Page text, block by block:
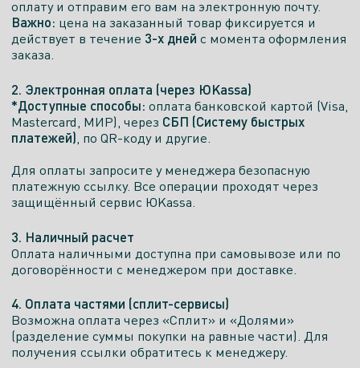
Салон
STUDIA 96
Санкт-Петербург, ул. Плесецкая, д.21
Есть экспозиция
Салон
Дом Апекс
Хабаровск, Волочаевская 168
ПН. - ПТ.
10.00 -
19.00
СБ.
10.00 -
19.00
ВСК.
10.00 -
18.00
САЙТ
оплату и отправим его вам на электронную почту.
Важно: цена на заказанный товар фиксируется и
действует в течение 3-х дней с момента оформления
заказа.
2. Электронная оплата (через ЮKassa)
*Доступные способы: оплата банковской картой (Visa,
Mastercard, МИР), через СБП (Систему быстрых
платежей) , по QR-коду и другие.
Для оплаты запросите у менеджера безопасную
платежную ссылку. Все операции проходят через
защищённый сервис ЮKassa.
3. Наличный расчет
Оплата наличными доступна при самовывозе или по
договорённости с менеджером при доставке.
4. Оплата частями (сплит-сервисы)
Возможна оплата через «Сплит» и «Долями»
(разделение суммы покупки на равные части). Для
получения ссылки обратитесь к менеджеру.